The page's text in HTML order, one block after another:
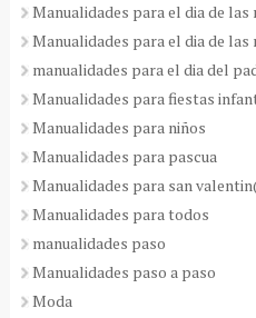
Manualidades para el dia de las
Manualidades para el dia de las
manualidades para el dia del
Manualidades para fiestas
Manualidades para niños
Manualidades para pascua
Manualidades para san
Manualidades para todos
manualidades paso
Manualidades paso a paso
Moda